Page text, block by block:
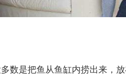
数是把鱼从鱼缸内捞出来，